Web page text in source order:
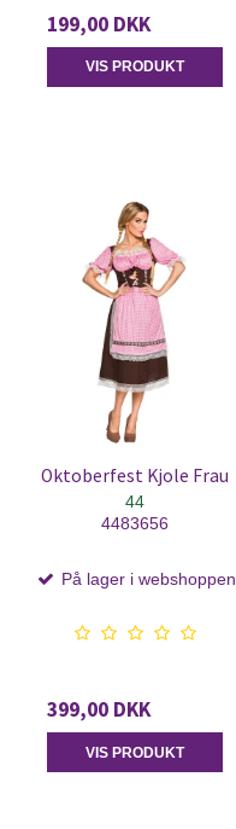
199,00 DKK
VIS PRODUKT
Oktoberfest Kjole Frau
44
4483656
På lager i webshoppen
399,00 DKK
VIS PRODUKT